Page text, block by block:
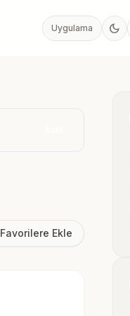
Uygulama dark_mode
Favorilere Ekle